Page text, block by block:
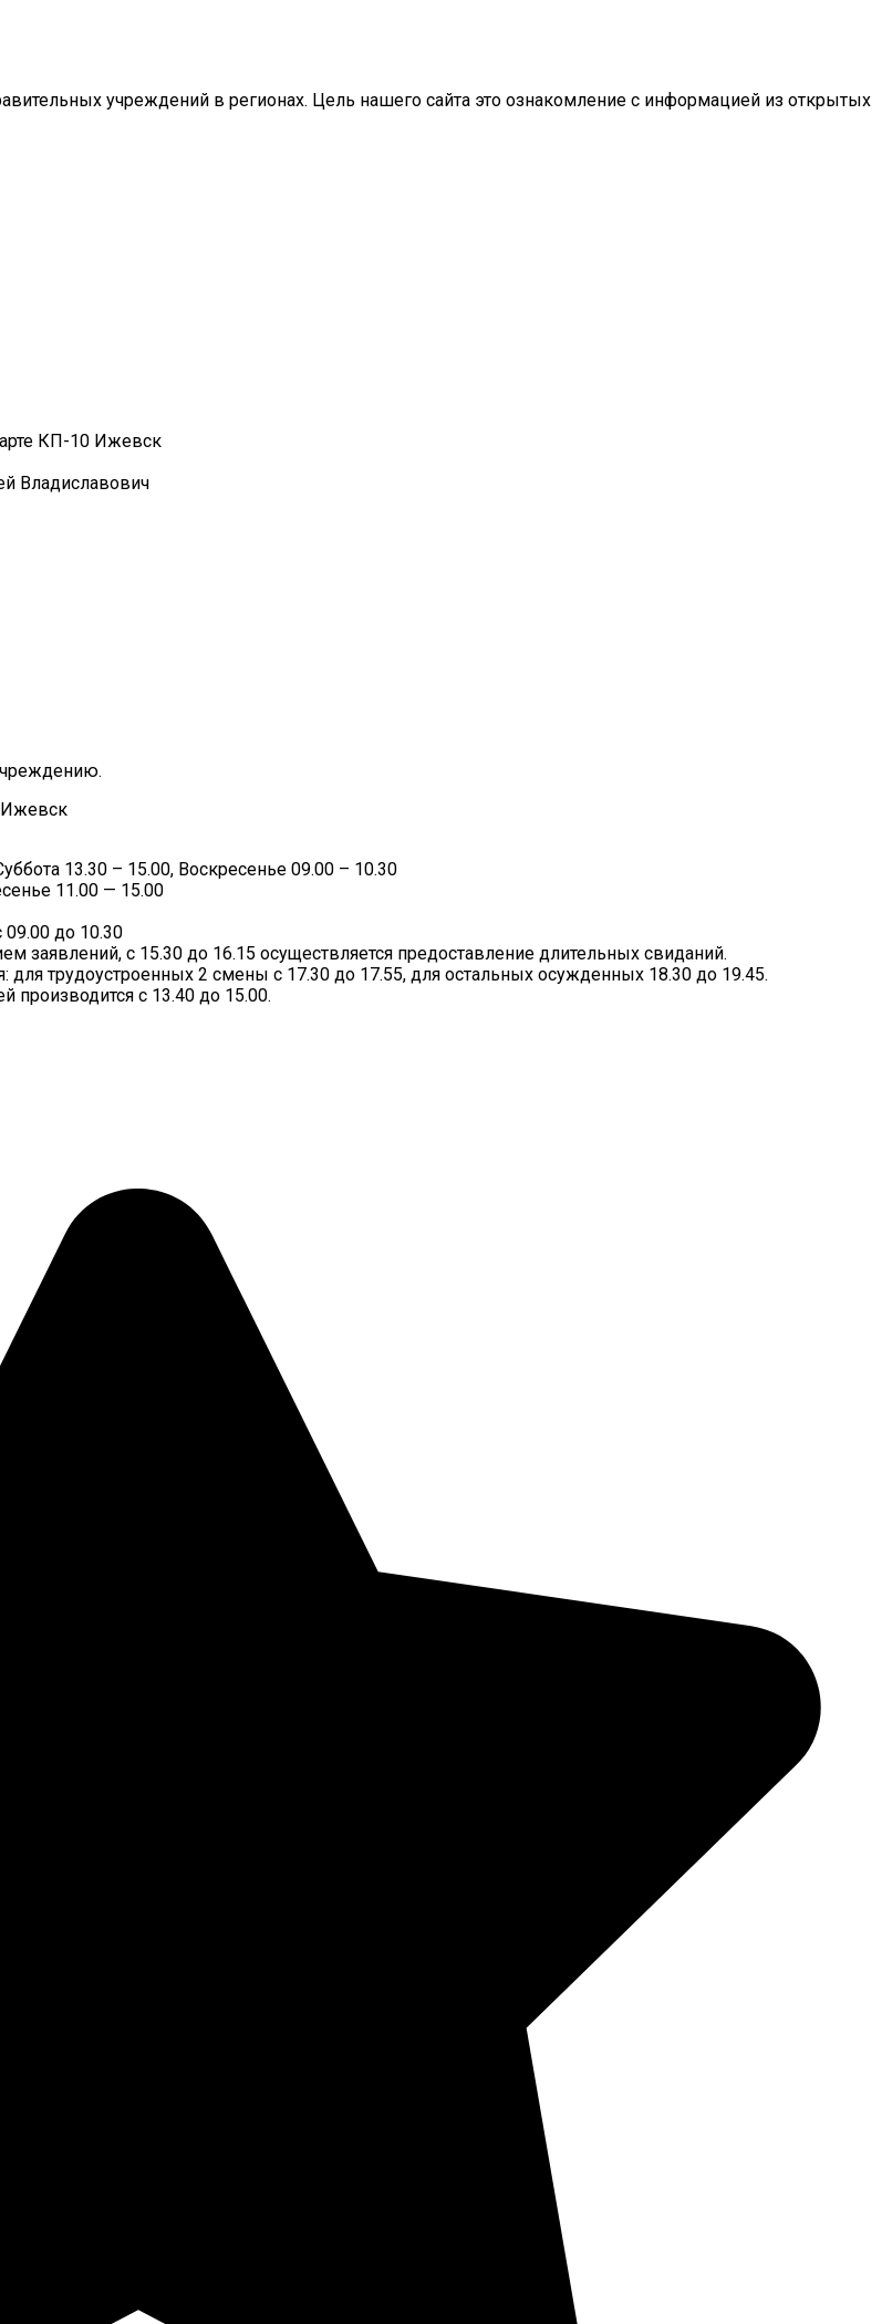
учреждений в регионах. Цель нашего сайта это ознакомление с информацией из открытых
КП-10 Ижевск
Владиславович
Ижевск
13.30 – 15.00, Воскресенье 09.00 – 10.30
11.00 — 15.00
до 10.30
заявлений, с 15.30 до 16.15 осуществляется предоставление длительных свиданий.
трудоустроенных 2 смены с 17.30 до 17.55, для остальных осужденных 18.30 до 19.45.
с 13.40 до 15.00.